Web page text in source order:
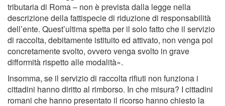
tributaria di Roma – non è prevista dalla legge nella
descrizione della fattispecie di riduzione di responsabilità
dell’ente. Quest’ultima spetta per il solo fatto che il servizio
di raccolta, debitamente istituito ed attivato, non venga poi
concretamente svolto, ovvero venga svolto in grave
difformità rispetto alle modalità».
Insomma, se il servizio di raccolta rifiuti non funziona i
cittadini hanno diritto al rimborso. In che misura? I cittadini
romani che hanno presentato il ricorso hanno chiesto la